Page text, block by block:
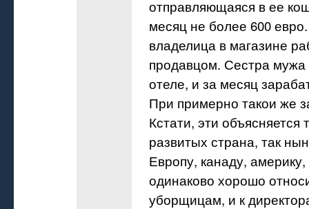
отправляющаяся в ее
месяц не более 600
владелица в магазине
продавцом. Сестра
отеле, и за месяц
При примерно такои же
Кстати, эти объясняется
развитых страна, так
Европу, канаду,
одинаково хорошо
уборщицам, и к